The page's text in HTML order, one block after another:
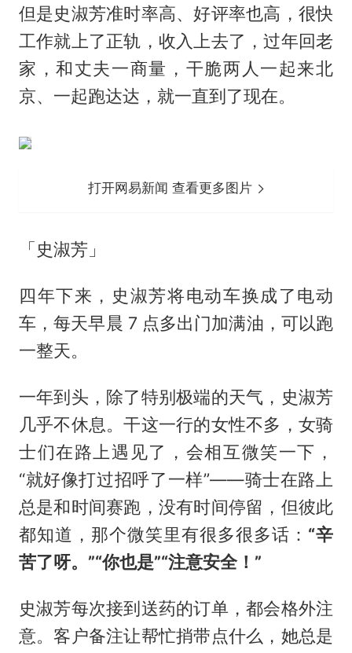
但是史淑芳准时率高、好评率也高，很快
工作就上了正轨，收入上去了，过年回老
家，和丈夫一商量，干脆两人一起来北
京、一起跑达达，就一直到了现在。
打开网易新闻 查看更多图片
「史淑芳」
四年下来，史淑芳将电动车换成了电动
车，每天早晨 7 点多出门加满油，可以跑
一整天。
一年到头，除了特别极端的天气，史淑芳
几乎不休息。干这一行的女性不多，女骑
士们在路上遇见了，会相互微笑一下，
“就好像打过招呼了一样”——骑士在路上
总是和时间赛跑，没有时间停留，但彼此
都知道，那个微笑里有很多很多话： “辛
苦了呀。”“你也是”“注意安全！”
史淑芳每次接到送药的订单，都会格外注
意。客户备注让帮忙捎带点什么，她总是